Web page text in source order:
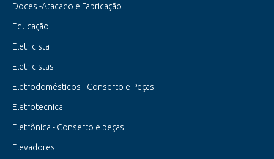
Doces -Atacado e Fabricação
Educação
Eletricista
Eletricistas
Eletrodomésticos - Conserto e Peças
Eletrotecnica
Eletrônica - Conserto e peças
Elevadores